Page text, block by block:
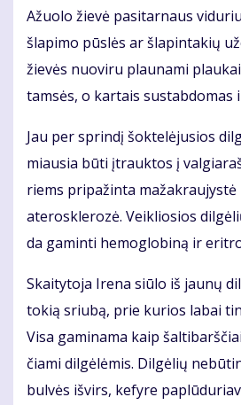
Ažuo­lo žie­vė pa­si­tar­naus
šla­pi­mo pūs­lės ar šla­pin­ta­kių
žie­vės nuo­vi­ru plau­na­mi
tam­sės, o kar­tais su­stab­do­mas
Jau per sprin­dį šok­te­lė­ju­sios
miau­sia bū­ti įtrauk­tos į
riems pri­pa­žin­ta
ate­ro­sklerozė. Veik­lio­sios
da ga­min­ti he­mog­lo­bi­ną ir
Skai­ty­to­ja Ire­na siū­lo iš jau­nų
to­kią sriu­bą, prie ku­rios la­bai
Vi­sa ga­mi­na­ma kaip
čia­mi dil­gė­lė­mis. Dil­gė­lių
bul­vės iš­virs, ke­fy­re